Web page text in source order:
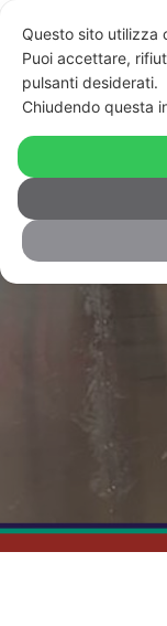
Che fine
Questo sito utilizza
Puoi accettare,
pulsanti desiderati.
Chiudendo questa